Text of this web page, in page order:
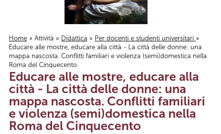
Tu sei qui
Home » Attività » Didattica » Per docenti e studenti universitari »
Educare alle mostre, educare alla città - La città delle donne: una
mappa nascosta. Conflitti familiari e violenza (semi)domestica nella
Roma del Cinquecento
Educare alle mostre, educare alla
città - La città delle donne: una
mappa nascosta. Conflitti familiari
e violenza (semi)domestica nella
Roma del Cinquecento